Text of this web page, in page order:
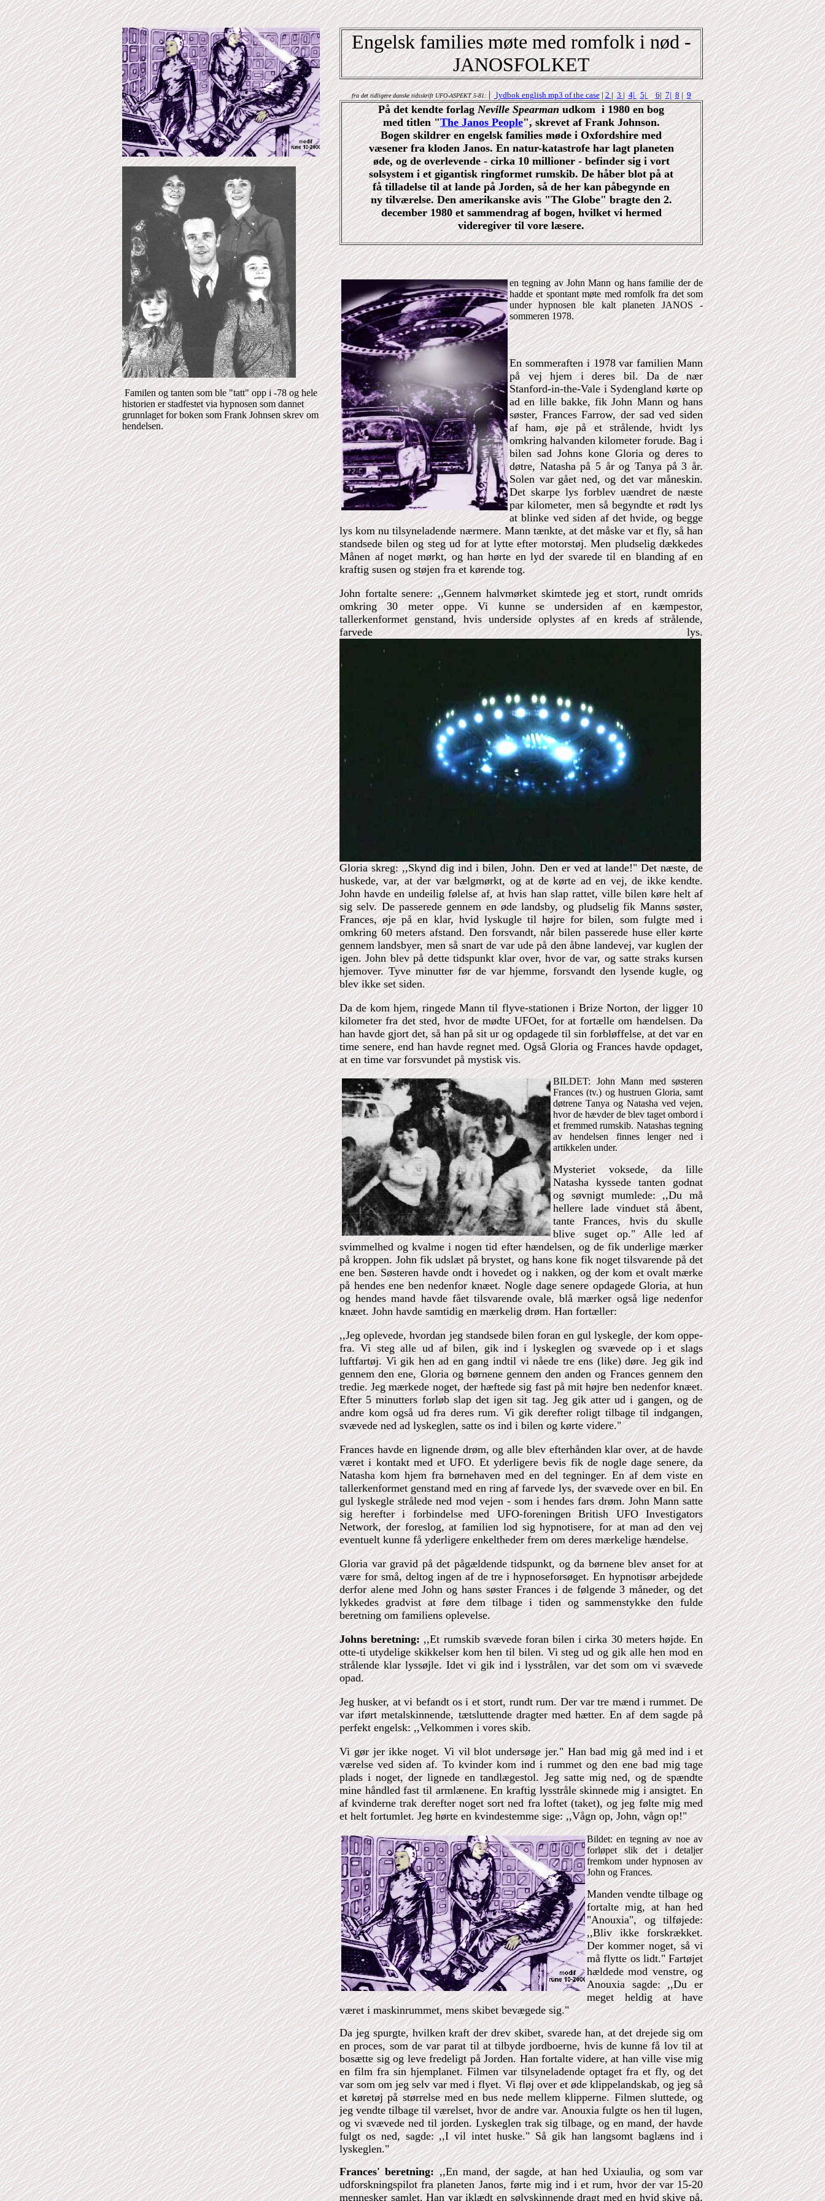
Familen og tanten som ble "tatt" opp i -78 og hele
historien er stadfestet via hypnosen som dannet
grunnlaget for boken som Frank Johnsen skrev om
hendelsen.
Engelsk families møte med romfolk i nød -
JANOSFOLKET
fra det tidligere danske tidsskrift UFO-ASPEKT 5-81:| lydbok english mp3 of the case|2|3|4| 5| 6|7| 8|9
På det kendte forlagNeville Spearmanudkom i 1980 en bog
med titlen "The Janos People", skrevet af Frank Johnson.
Bogen skildrer en engelsk families møde i Oxfordshire med
væsener fra kloden Janos. En natur-katastrofe har lagt planeten
øde, og de overlevende - cirka 10 millioner - befinder sig i vort
solsystem i et gigantisk ringformet rumskib. De håber blot på at
få tilladelse til at lande på Jorden, så de her kan påbegynde en
ny tilværelse. Den amerikanske avis "The Globe" bragte den 2.
december 1980 et sammendrag af bogen, hvilket vi hermed
videregiver til vore læsere.
en tegning av John Mann og hans familie der de
hadde et spontant møte med romfolk fra det som
under hypnosen ble kalt planeten JANOS -
sommeren 1978.
En sommeraften i 1978 var familien Mann
på vej hjem i deres bil. Da de nær
Stanford-in-the-Vale i Sydengland kørte op
ad en lille bakke, fik John Mann og hans
søster, Frances Farrow, der sad ved siden
af ham, øje på et strålende, hvidt lys
omkring halvanden kilometer forude. Bag i
bilen sad Johns kone Gloria og deres to
døtre, Natasha på 5 år og Tanya på 3 år.
Solen var gået ned, og det var måneskin.
Det skarpe lys forblev uændret de næste
par kilometer, men så begyndte et rødt lys
at blinke ved siden af det hvide, og begge
lys kom nu tilsyneladende nærmere. Mann tænkte, at det måske var et fly, så han
standsede bilen og steg ud for at lytte efter motorstøj. Men pludselig dækkedes
Månen af noget mørkt, og han hørte en lyd der svarede til en blanding af en
kraftig susen og støjen fra et kørende tog.
John fortalte senere: ,,Gennem halvmørket skimtede jeg et stort, rundt omrids
omkring 30 meter oppe. Vi kunne se undersiden af en kæmpestor,
tallerkenformet genstand, hvis underside oplystes af en kreds af strålende,
farvede lys.
Gloria skreg: ,,Skynd dig ind i bilen, John. Den er ved at lande!" Det næste, de
huskede, var, at der var bælgmørkt, og at de kørte ad en vej, de ikke kendte.
John havde en undeilig følelse af, at hvis han slap rattet, ville bilen køre helt af
sig selv. De passerede gennem en øde landsby, og pludselig fik Manns søster,
Frances, øje på en klar, hvid lyskugle til højre for bilen, som fulgte med i
omkring 60 meters afstand. Den forsvandt, når bilen passerede huse eller kørte
gennem landsbyer, men så snart de var ude på den åbne landevej, var kuglen der
igen. John blev på dette tidspunkt klar over, hvor de var, og satte straks kursen
hjemover. Tyve minutter før de var hjemme, forsvandt den lysende kugle, og
blev ikke set siden.
Da de kom hjem, ringede Mann til flyve-stationen i Brize Norton, der ligger 10
kilometer fra det sted, hvor de mødte UFOet, for at fortælle om hændelsen. Da
han havde gjort det, så han på sit ur og opdagede til sin forbløffelse, at det var en
time senere, end han havde regnet med. Også Gloria og Frances havde opdaget,
at en time var forsvundet på mystisk vis.
BILDET: John Mann med søsteren
Frances (tv.) og hustruen Gloria, samt
døtrene Tanya og Natasha ved vejen,
hvor de hævder de blev taget ombord i
et fremmed rumskib. Natashas tegning
av hendelsen finnes lenger ned i
artikkelen under.
Mysteriet voksede, da lille
Natasha kyssede tanten godnat
og søvnigt mumlede: ,,Du må
hellere lade vinduet stå åbent,
tante Frances, hvis du skulle
blive suget op." Alle led af
svimmelhed og kvalme i nogen tid efter hændelsen, og de fik underlige mærker
på kroppen. John fik udslæt på brystet, og hans kone fik noget tilsvarende på det
ene ben. Søsteren havde ondt i hovedet og i nakken, og der kom et ovalt mærke
på hendes ene ben nedenfor knæet. Nogle dage senere opdagede Gloria, at hun
og hendes mand havde fået tilsvarende ovale, blå mærker også lige nedenfor
knæet. John havde samtidig en mærkelig drøm. Han fortæller:
,,Jeg oplevede, hvordan jeg standsede bilen foran en gul lyskegle, der kom oppe-
fra. Vi steg alle ud af bilen, gik ind i lyskeglen og svævede op i et slags
luftfartøj. Vi gik hen ad en gang indtil vi nåede tre ens (like) døre. Jeg gik ind
gennem den ene, Gloria og børnene gennem den anden og Frances gennem den
tredie. Jeg mærkede noget, der hæftede sig fast på mit højre ben nedenfor knæet.
Efter 5 minutters forløb slap det igen sit tag. Jeg gik atter ud i gangen, og de
andre kom også ud fra deres rum. Vi gik derefter roligt tilbage til indgangen,
svævede ned ad lyskeglen, satte os ind i bilen og kørte videre."
Frances havde en lignende drøm, og alle blev efterhånden klar over, at de havde
været i kontakt med et UFO. Et yderligere bevis fik de nogle dage senere, da
Natasha kom hjem fra børnehaven med en del tegninger. En af dem viste en
tallerkenformet genstand med en ring af farvede lys, der svævede over en bil. En
gul lyskegle strålede ned mod vejen - som i hendes fars drøm. John Mann satte
sig herefter i forbindelse med UFO-foreningen British UFO Investigators
Network, der foreslog, at familien lod sig hypnotisere, for at man ad den vej
eventuelt kunne få yderligere enkeltheder frem om deres mærkelige hændelse.
Gloria var gravid på det pågældende tidspunkt, og da børnene blev anset for at
være for små, deltog ingen af de tre i hypnoseforsøget. En hypnotisør arbejdede
derfor alene med John og hans søster Frances i de følgende 3 måneder, og det
lykkedes gradvist at føre dem tilbage i tiden og sammenstykke den fulde
beretning om familiens oplevelse.
Johns beretning:,,Et rumskib svævede foran bilen i cirka 30 meters højde. En
otte-ti utydelige skikkelser kom hen til bilen. Vi steg ud og gik alle hen mod en
strålende klar lyssøjle. Idet vi gik ind i lysstrålen, var det som om vi svævede
opad.
Jeg husker, at vi befandt os i et stort, rundt rum. Der var tre mænd i rummet. De
var iført metalskinnende, tætsluttende dragter med hætter. En af dem sagde på
perfekt engelsk: ,,Velkommen i vores skib.
Vi gør jer ikke noget. Vi vil blot undersøge jer." Han bad mig gå med ind i et
værelse ved siden af. To kvinder kom ind i rummet og den ene bad mig tage
plads i noget, der lignede en tandlægestol. Jeg satte mig ned, og de spændte
mine håndled fast til armlænene. En kraftig lysstråle skinnede mig i ansigtet. En
af kvinderne trak derefter noget sort ned fra loftet (taket), og jeg følte mig med
et helt fortumlet. Jeg hørte en kvindestemme sige: ,,Vågn op, John, vågn op!"
Bildet: en tegning av noe av
forløpet slik det i detaljer
fremkom under hypnosen av
John og Frances.
Manden vendte tilbage og
fortalte mig, at han hed
"Anouxia", og tilføjede:
,,Bliv ikke forskrækket.
Der kommer noget, så vi
må flytte os lidt." Fartøjet
hældede mod venstre, og
Anouxia sagde: ,,Du er
meget heldig at have
været i maskinrummet, mens skibet bevægede sig."
Da jeg spurgte, hvilken kraft der drev skibet, svarede han, at det drejede sig om
en proces, som de var parat til at tilbyde jordboerne, hvis de kunne få lov til at
bosætte sig og leve fredeligt på Jorden. Han fortalte videre, at han ville vise mig
en film fra sin hjemplanet. Filmen var tilsyneladende optaget fra et fly, og det
var som om jeg selv var med i flyet. Vi fløj over et øde klippelandskab, og jeg så
et køretøj på størrelse med en bus nede mellem klipperne. Filmen sluttede, og
jeg vendte tilbage til værelset, hvor de andre var. Anouxia fulgte os hen til lugen,
og vi svævede ned til jorden. Lyskeglen trak sig tilbage, og en mand, der havde
fulgt os ned, sagde: ,,I vil intet huske." Så gik han langsomt baglæns ind i
lyskeglen."
Frances' beretning:,,En mand, der sagde, at han hed Uxiaulia, og som var
udforskningspilot fra planeten Janos, førte mig ind i et rum, hvor der var 15-20
mennesker samlet. Han var iklædt en sølvskinnende dragt med en hvid skive på.